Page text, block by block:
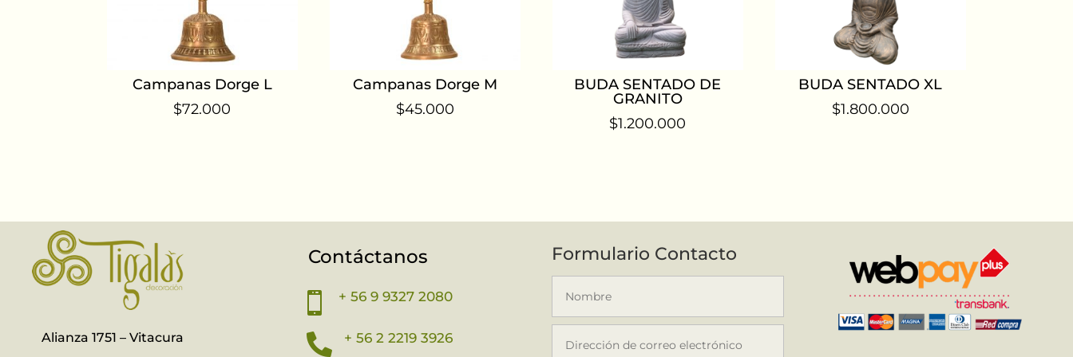
Campanas Dorge L
$72.000
Campanas Dorge M
$45.000
BUDA SENTADO DE
GRANITO
$1.200.000
BUDA SENTADO XL
$1.800.000
Alianza 1751 – Vitacura
Contáctanos
 + 56 9 9327 2080
 + 56 2 2219 3926
Formulario Contacto